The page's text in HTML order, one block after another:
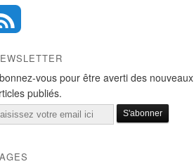
vous pour être averti des nouveaux
publiés.